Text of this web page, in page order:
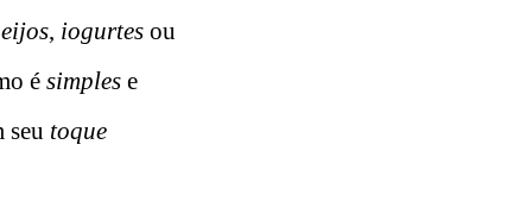
, iogurtes ou
é simples e
seu toque